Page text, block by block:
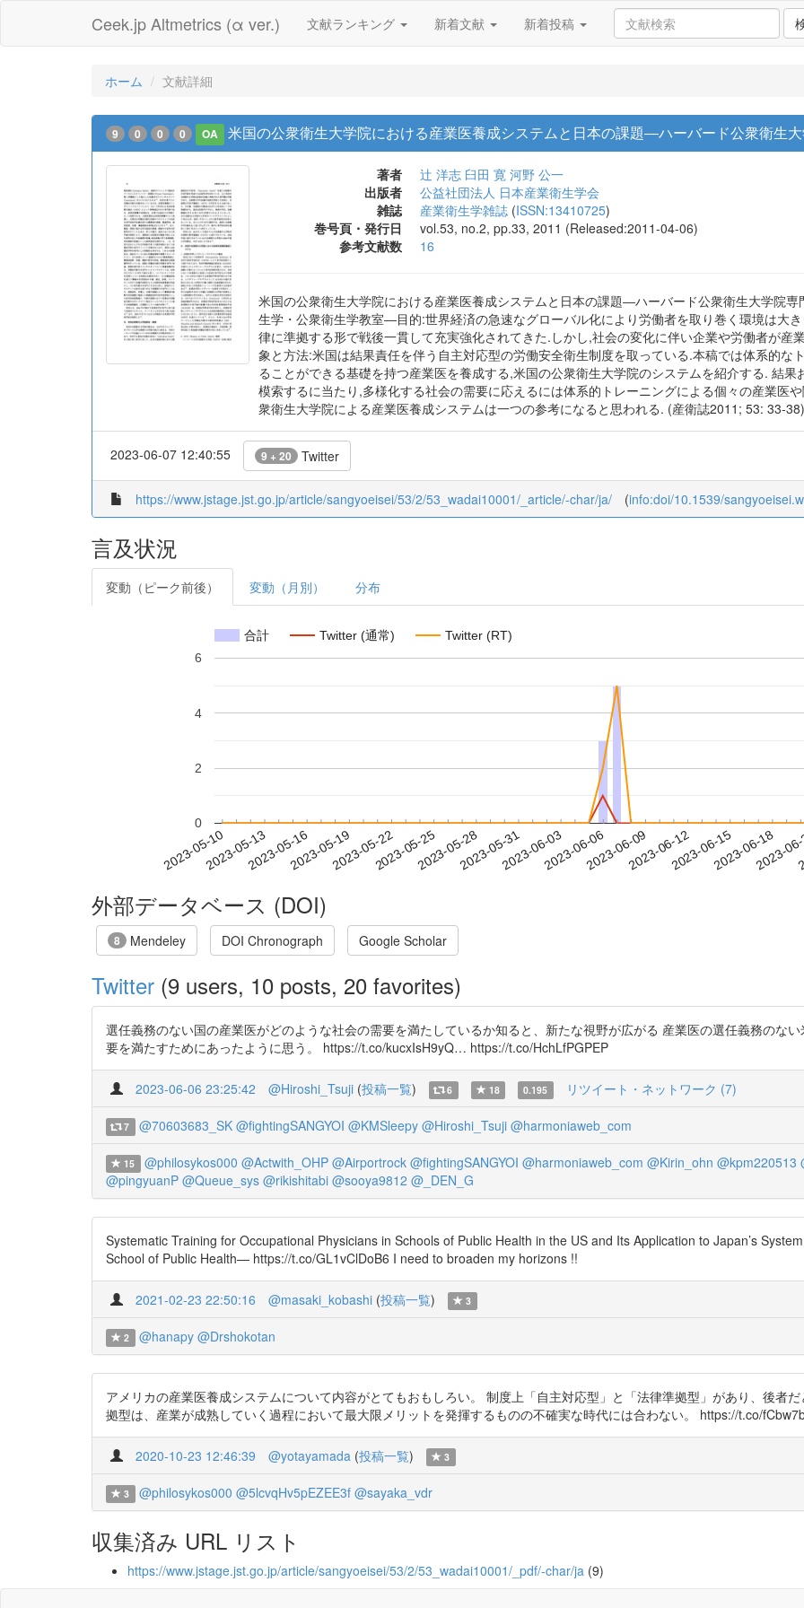
Ceek.jp Altmetrics (α ver.) 文献ランキング 新着文献 新着投稿
ホーム 文献詳細
9 0 0 0 OA 米国の公衆衛生大学院における産業医養成システムと日本の課題―ハーバード公衆衛生
著者 辻 洋志 臼田 寛 河野 公一
出版者
公益社団法人 日本産業衛生学会
雑誌
産業衛生学雑誌 (ISSN:13410725)
巻号頁・発行日
vol.53, no.2, pp.33, 2011 (Released:2011-04-06)
参考文献数
16
米国の公衆衛生大学院における産業医養成システムと日本の課題―ハーバード公衆衛生大学院
生学・公衆衛生学教室―目的:世界経済の急速なグローバル化により労働者を取り巻く環境は大
律に準拠する形で戦後一貫して充実強化されてきた.しかし,社会の変化に伴い企業や労働者が産
象と方法:米国は結果責任を伴う自主対応型の労働安全衛生制度を取っている.本稿では体系的な
ることができる基礎を持つ産業医を養成する,米国の公衆衛生大学院のシステムを紹介する. 結
模索するに当たり,多様化する社会の需要に応えるには体系的トレーニングによる個々の産業医
衆衛生大学院による産業医養成システムは一つの参考になると思われる. (産衛誌2011; 53: 33-38)
2023-06-07 12:40:55 9 + 20 Twitter
https://www.jstage.jst.go.jp/article/sangyoeisei/53/2/53_wadai10001/_article/-char/ja/ (info:doi/10.1539/
言及状況
変動（ピーク前後） 変動（月別） 分布
合計 Twitter (通常) Twitter (RT)
2023-05-102023-05-132023-05-162023-05-192023-05-222023-05-252023-05-282023-05-312023-06-032023-06-062023-06-092023-06-122023-06-152023-06-18
2023-
0
2
4
6
外部データベース (DOI)
8 Mendeley DOI Chronograph Google Scholar
Twitter (9 users, 10 posts, 20 favorites)
選任義務のない国の産業医がどのような社会の需要を満たしているか知ると、新たな視野が広がる 産業医の選任義務のな
要を満たすためにあったように思う。 https://t.co/kucxIsH9yQ… https://t.co/HchLfPGPEP
2023-06-06 23:25:42 @Hiroshi_Tsuji (投稿一覧) 6 18 0.195 リツイート・ネットワーク (7)
7 @70603683_SK @fightingSANGYOI @KMSleepy @Hiroshi_Tsuji @harmoniaweb_com
15 @philosykos000 @Actwith_OHP @Airportrock @fightingSANGYOI @harmoniaweb_com @Kirin_ohn @kpm220513
@pingyuanP @Queue_sys @rikishitabi @sooya9812 @_DEN_G
Systematic Training for Occupational Physicians in Schools of Public Health in the US and Its Application to Japan’s
School of Public Health— https://t.co/GL1vClDoB6 I need to broaden my horizons !!
2021-02-23 22:50:16 @masaki_kobashi (投稿一覧) 3
2 @hanapy @Drshokotan
アメリカの産業医養成システムについて内容がとてもおもしろい。 制度上「自主対応型」と「法律準拠型」があり、後者
拠型は、産業が成熟していく過程において最大限メリットを発揮するものの不確実な時代には合わない。 https://t.co/
2020-10-23 12:46:39 @yotayamada (投稿一覧) 3
3 @philosykos000 @5lcvqHv5pEZEE3f @sayaka_vdr
収集済み URL リスト
https://www.jstage.jst.go.jp/article/sangyoeisei/53/2/53_wadai10001/_pdf/-char/ja (9)